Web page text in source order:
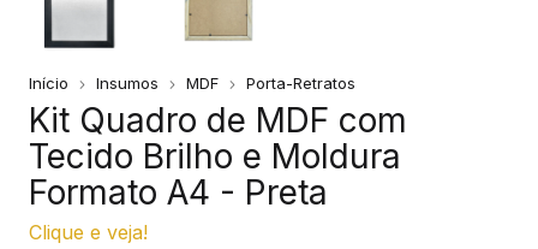
Início Insumos MDF Porta-Retratos
Kit Quadro de MDF com
Tecido Brilho e Moldura
Formato A4 - Preta
Clique e veja!